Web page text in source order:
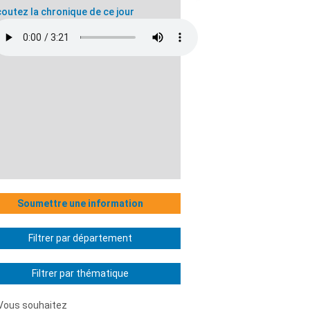
la chronique de ce jour
Soumettre une information
Filtrer par département
Filtrer par thématique
souhaitez